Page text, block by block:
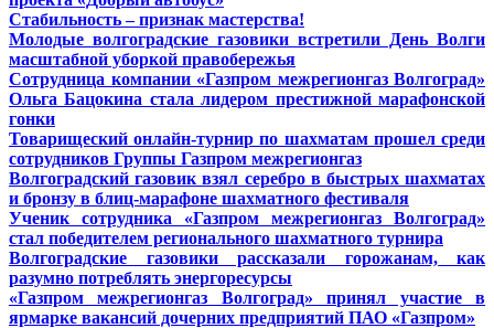
Стабильность – признак мастерства!
Молодые волгоградские газовики встретили День Волги
масштабной уборкой правобережья
Сотрудница компании «Газпром межрегионгаз Волгоград»
Ольга Бацокина стала лидером престижной марафонской
гонки
Товарищеский онлайн-турнир по шахматам прошел среди
сотрудников Группы Газпром межрегионгаз
Волгоградский газовик взял серебро в быстрых шахматах
и бронзу в блиц-марафоне шахматного фестиваля
Ученик сотрудника «Газпром межрегионгаз Волгоград»
стал победителем регионального шахматного турнира
Волгоградские газовики рассказали горожанам, как
разумно потреблять энергоресурсы
«Газпром межрегионгаз Волгоград» принял участие в
ярмарке вакансий дочерних предприятий ПАО «Газпром»